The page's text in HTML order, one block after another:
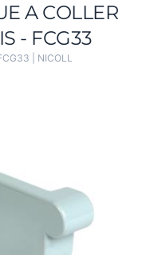
A COLLER
- FCG33
NICOLL